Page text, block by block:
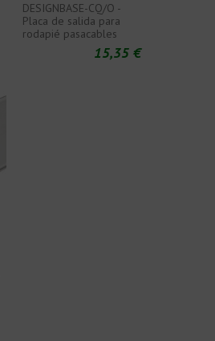
DESIGNBASE-CQ/O -
Placa de salida para
rodapié pasacables
15,35 €